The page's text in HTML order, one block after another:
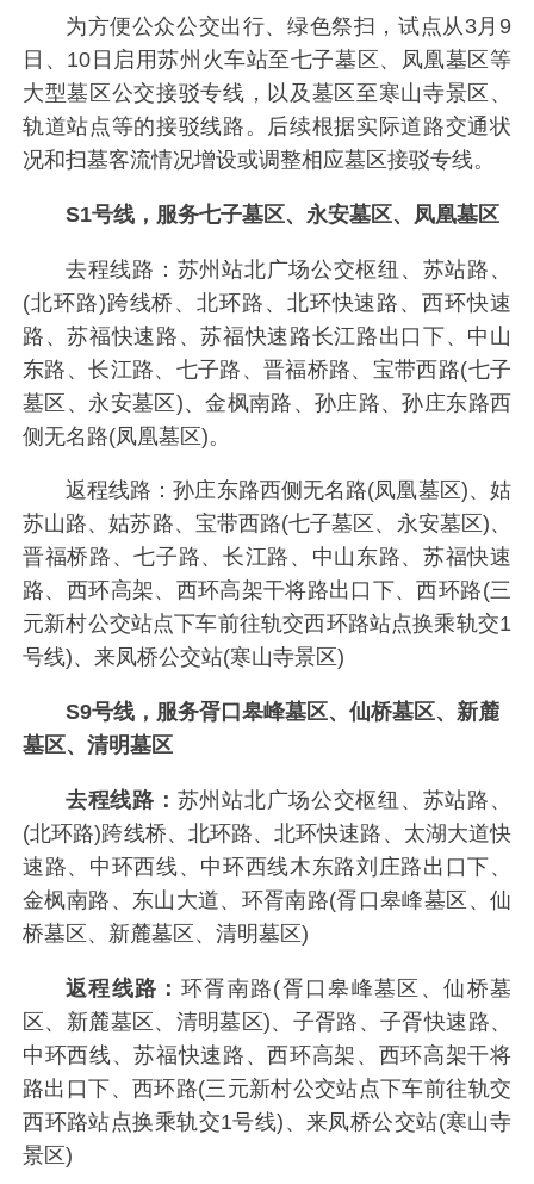
为方便公众公交出行、绿色祭扫，试点从3月9
日、10日启用苏州火车站至七子墓区、凤凰墓区等
大型墓区公交接驳专线，以及墓区至寒山寺景区、
轨道站点等的接驳线路。后续根据实际道路交通状
况和扫墓客流情况增设或调整相应墓区接驳专线。
S1号线，服务七子墓区、永安墓区、凤凰墓区
去程线路：苏州站北广场公交枢纽、苏站路、
(北环路)跨线桥、北环路、北环快速路、西环快速
路、苏福快速路、苏福快速路长江路出口下、中山
东路、长江路、七子路、晋福桥路、宝带西路(七子
墓区、永安墓区)、金枫南路、孙庄路、孙庄东路西
侧无名路(凤凰墓区)。
返程线路：孙庄东路西侧无名路(凤凰墓区)、姑
苏山路、姑苏路、宝带西路(七子墓区、永安墓区)、
晋福桥路、七子路、长江路、中山东路、苏福快速
路、西环高架、西环高架干将路出口下、西环路(三
元新村公交站点下车前往轨交西环路站点换乘轨交1
号线)、来凤桥公交站(寒山寺景区)
S9号线，服务胥口皋峰墓区、仙桥墓区、新麓
墓区、清明墓区
去程线路： 苏州站北广场公交枢纽、苏站路、
(北环路)跨线桥、北环路、北环快速路、太湖大道快
速路、中环西线、中环西线木东路刘庄路出口下、
金枫南路、东山大道、环胥南路(胥口皋峰墓区、仙
桥墓区、新麓墓区、清明墓区)
返程线路： 环胥南路(胥口皋峰墓区、仙桥墓
区、新麓墓区、清明墓区)、子胥路、子胥快速路、
中环西线、苏福快速路、西环高架、西环高架干将
路出口下、西环路(三元新村公交站点下车前往轨交
西环路站点换乘轨交1号线)、来凤桥公交站(寒山寺
景区)